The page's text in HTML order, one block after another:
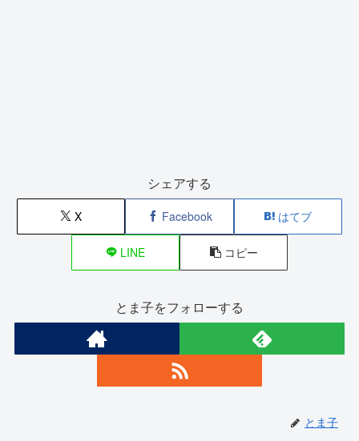
シェアする
X Facebook はてブ
LINE コピー
とま子をフォローする
とま子